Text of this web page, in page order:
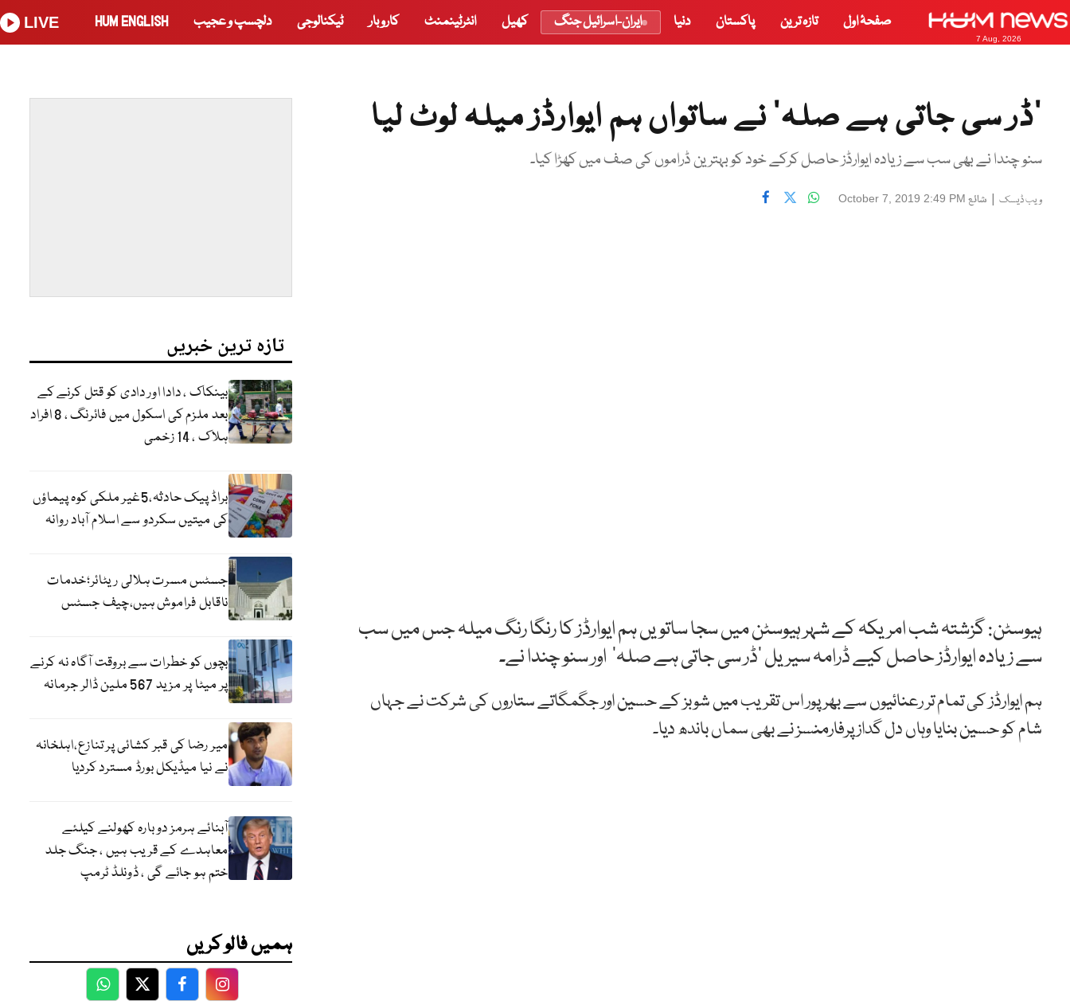
7 Aug, 2026
صفحۂ اول تازہ ترین پاکستان دنیا ایران-اسرائیل جنگ کھیل انٹرٹینمنٹ کاروبار ٹیکنالوجی دلچسپ و عجیب HUM ENGLISH
LIVE
’ڈر سی جاتی ہے صلہ‘ نے ساتواں ہم ایوارڈز میلہ لوٹ لیا
سنو چندا نے بھی سب سے زیادہ ایوارڈز حاصل کرکے خود کو بہترین ڈراموں کی صف میں کھڑا کیا۔
ویب ڈیسک | شائع October 7, 2019 2:49 PM
ہیوسٹن: گزشتہ شب امریکہ کے شہر ہیوسٹن میں سجا ساتویں ہم ایوارڈز کا رنگا رنگ میلہ جس میں سب
سے زیادہ ایوارڈز حاصل کیے ڈرامہ سیریل ’ڈر سی جاتی ہے صلہ‘ اور سنو چندا نے۔
ہم ایوارڈز کی تمام تر رعنائیوں سے بھرپور اس تقریب میں شوبز کے حسین اور جگمگاتے ستاروں کی شرکت نے جہاں
شام کو حسین بنایا وہاں دل گداز پرفارمنسز نے بھی سماں باندھ دیا۔
تازہ ترین خبریں
بینکاک ، دادا اور دادی کو قتل کرنے کے
بعد ملزم کی اسکول میں فائرنگ ، 8 افراد
ہلاک ، 14 زخمی
براڈ پیک حادثہ،5غیر ملکی کوہ پیماؤں
کی میتیں سکردو سے اسلام آباد روانہ
جسٹس مسرت ہلالی ریٹائر؛خدمات
ناقابل فراموش ہیں،چیف جسٹس
بچوں کو خطرات سے بروقت آگاہ نہ کرنے
پر میٹا پر مزید 567 ملین ڈالر جرمانہ
میر رضا کی قبر کشائی پر تنازع،اہلخانہ
نے نیا میڈیکل بورڈ مسترد کردیا
آبنائے ہرمز دوبارہ کھولنے کیلئے
معاہدے کے قریب ہیں ، جنگ جلد
ختم ہو جائے گی ، ڈونلڈ ٹرمپ
ہمیں فالو کریں
WhatsApp
TwitterFacebookFacebook